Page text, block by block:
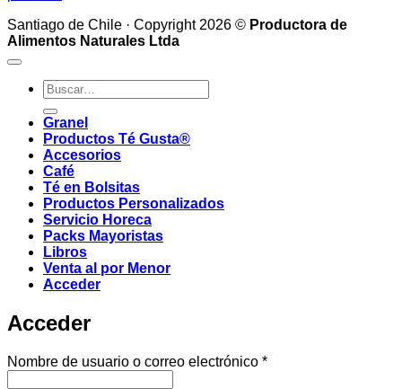
Santiago de Chile · Copyright 2026 © Productora de
Alimentos Naturales Ltda
Buscar
por:
Granel
Productos Té Gusta®
Accesorios
Café
Té en Bolsitas
Productos Personalizados
Servicio Horeca
Packs Mayoristas
Libros
Venta al por Menor
Acceder
Acceder
Nombre de usuario o correo electrónico *Obligatorio